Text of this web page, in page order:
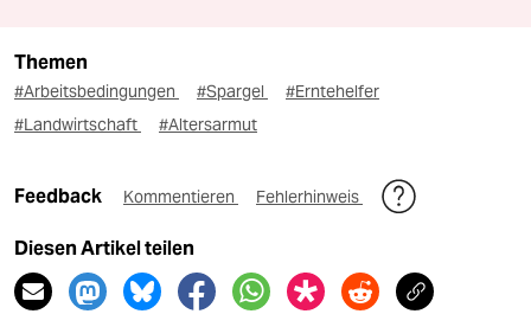
Themen
#Arbeitsbedingungen #Spargel
#Erntehelfer
#Landwirtschaft
#Altersarmut
Feedback Kommentieren Fehlerhinweis
Diesen Artikel teilen